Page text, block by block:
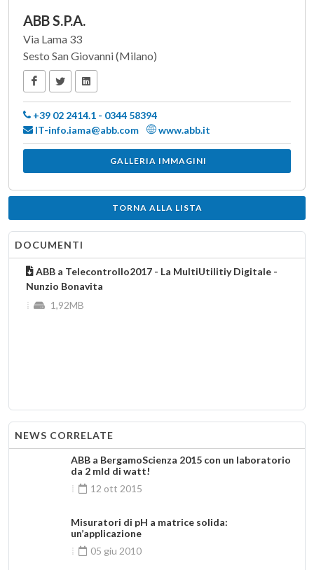
ABB S.P.A.
Via Lama 33
Sesto San Giovanni (Milano)
+39 02 2414.1 - 0344 58394
IT-info.iama@abb.com
www.abb.it
GALLERIA IMMAGINI
TORNA ALLA LISTA
DOCUMENTI
ABB a Telecontrollo2017 - La MultiUtilitiy Digitale -
Nunzio Bonavita
1,92MB
NEWS CORRELATE
ABB a BergamoScienza 2015 con un laboratorio
da 2 mld di watt!
12 ott 2015
Misuratori di pH a matrice solida:
un’applicazione
05 giu 2010